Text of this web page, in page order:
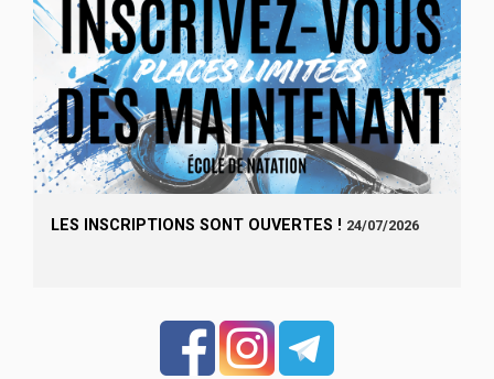
LES INSCRIPTIONS SONT OUVERTES ! 24/07/2026